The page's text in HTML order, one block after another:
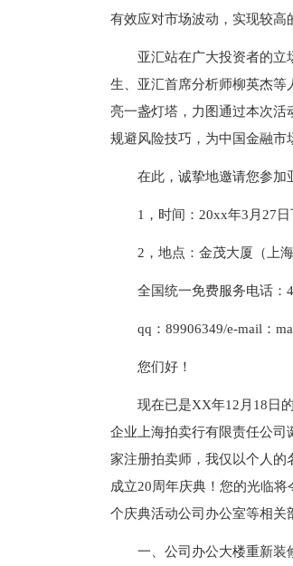
有效应对市场波动，实现较高
亚汇站在广大投资者的
生、亚汇首席分析师柳英杰等
亮一盏灯塔，力图通过本次活
规避风险技巧，为中国金融市
在此，诚挚地邀请您参加
1，时间：20xx年3月27
2，地点：金茂大厦（上
全国统一免费服务电话：
qq：89906349/e-mail：
您们好！
现在已是XX年12月18日
企业上海拍卖行有限责任公司
家注册拍卖师，我仅以个人的
成立20周年庆典！您的光临
个庆典活动公司办公室等相关
一、公司办公大楼重新装